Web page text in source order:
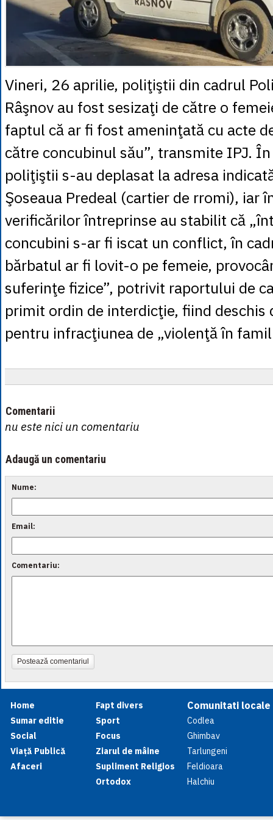
Vineri, 26 aprilie, poliţiştii din cadrul
Râşnov au fost sesizaţi de către o
faptul că ar fi fost ameninţată cu acte
către concubinul său”, transmite IPJ.
poliţiştii s-au deplasat la adresa
Şoseaua Predeal (cartier de rromi), iar
verificărilor întreprinse au stabilit că
concubini s-ar fi iscat un conflict, în
bărbatul ar fi lovit-o pe femeie,
suferinţe fizice”, potrivit raportului de
primit ordin de interdicţie, fiind deschis
pentru infracţiunea de „violenţă în
Comentarii
nu este nici un comentariu
Adaugă un comentariu
Nume:
Email:
Comentariu:
Postează comentariul
Home
Sumar editie
Social
Viață Publică
Afaceri
Fapt divers
Sport
Focus
Ziarul de mâine
Supliment Religios
Ortodox
Comunitati locale
Codlea
Ghimbav
Tarlungeni
Feldioara
Halchiu